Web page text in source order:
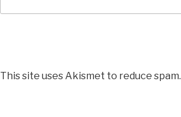
This site uses Akismet to reduce spam.